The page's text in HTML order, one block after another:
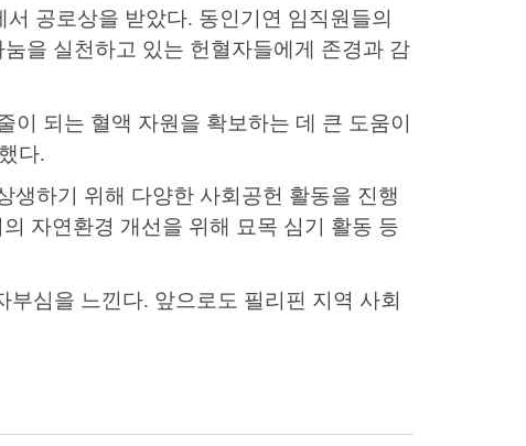
서 공로상을 받았다. 동인기연 임직원들의
눔을 실천하고 있는 헌혈자들에게 존경과 감
이 되는 혈액 자원을 확보하는 데 큰 도움이
다.
생하기 위해 다양한 사회공헌 활동을 진행
자연환경 개선을 위해 묘목 심기 활동 등
부심을 느낀다. 앞으로도 필리핀 지역 사회